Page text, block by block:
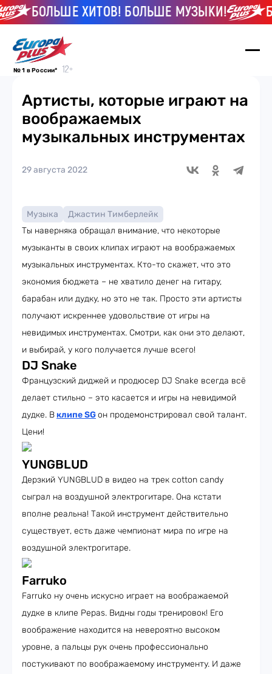
БОЛЬШЕ ХИТОВ! БОЛЬШЕ МУЗЫКИ!
№ 1 в России*
Артисты, которые играют на
воображаемых
музыкальных инструментах
29 августа 2022
Музыка
Джастин Тимберлейк
Ты наверняка обращал внимание, что некоторые
музыканты в своих клипах играют на воображаемых
музыкальных инструментах. Кто-то скажет, что это
экономия бюджета – не хватило денег на гитару,
барабан или дудку, но это не так. Просто эти артисты
получают искреннее удовольствие от игры на
невидимых инструментах. Смотри, как они это делают,
и выбирай, у кого получается лучше всего!
DJ Snake
Французский диджей и продюсер DJ Snake всегда всё
делает стильно – это касается и игры на невидимой
дудке. Вклипе SGон продемонстрировал свой талант.
Цени!
YUNGBLUD
Дерзкий YUNGBLUD в видео на трек cotton candy
сыграл на воздушной электрогитаре. Она кстати
вполне реальна! Такой инструмент действительно
существует, есть даже чемпионат мира по игре на
воздушной электрогитаре.
Farruko
Farruko ну очень искусно играет на воображаемой
дудке в клипе Pepas. Видны годы тренировок! Его
воображение находится на невероятно высоком
уровне, а пальцы рук очень профессионально
постукивают по воображаемому инструменту. И даже